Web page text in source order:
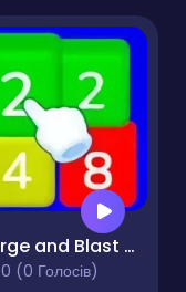
Merge and Blast 2048
0 (0 Голосів)